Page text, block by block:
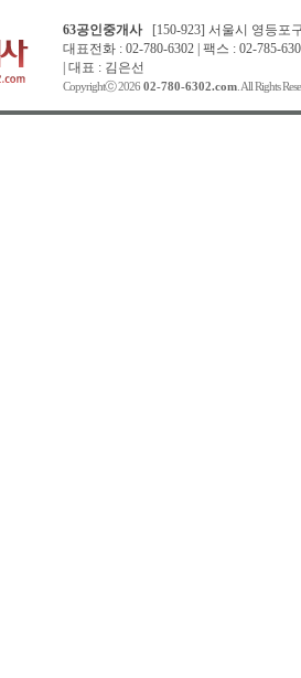
63공인중개사[150-923] 서울시 영등포
대표전화 : 02-780-6302 | 팩스 : 02-785-
| 대표 : 김은선
Copyrightⓒ 2026 02-780-6302.com. All Rights